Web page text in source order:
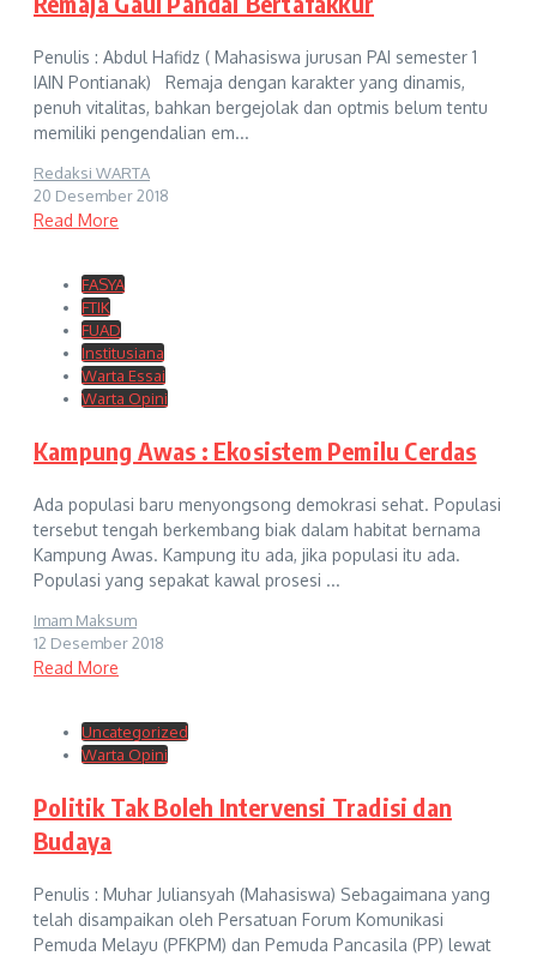
Penulis : Abdul Hafidz ( Mahasiswa jurusan PAI semester 1
IAIN Pontianak) Remaja dengan karakter yang dinamis,
penuh vitalitas, bahkan bergejolak dan optmis belum tentu
memiliki pengendalian em...
Redaksi WARTA
20 Desember 2018
Read More
FASYA
FTIK
FUAD
Institusiana
Warta Essai
Warta Opini
Kampung Awas : Ekosistem Pemilu Cerdas
Ada populasi baru menyongsong demokrasi sehat. Populasi
tersebut tengah berkembang biak dalam habitat bernama
Kampung Awas. Kampung itu ada, jika populasi itu ada.
Populasi yang sepakat kawal prosesi ...
Imam Maksum
12 Desember 2018
Read More
Uncategorized
Warta Opini
Politik Tak Boleh Intervensi Tradisi dan
Budaya
Penulis : Muhar Juliansyah (Mahasiswa) Sebagaimana yang
telah disampaikan oleh Persatuan Forum Komunikasi
Pemuda Melayu (PFKPM) dan Pemuda Pancasila (PP) lewat